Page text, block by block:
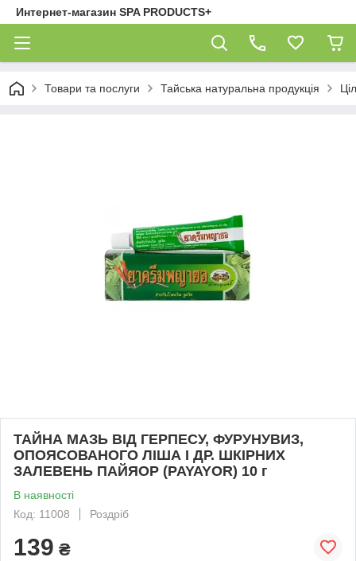
Интернет-магазин SPA PRODUCTS+
Товари та послуги Тайська натуральна продукція
ТАЙНА МАЗЬ ВІД ГЕРПЕСУ, ФУРУНУВИЗ,
ОПОЯСОВАНОГО ЛІША І ДР. ШКІРНИХ
ЗАЛЕВЕНЬ ПАЙЯОР (PAYAYOR) 10 г
В наявності
Код: 11008
Роздріб
139 ₴